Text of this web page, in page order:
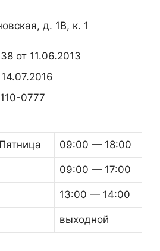
д. 1В, к. 1
от 11.06.2013
0777
09:00 — 18:00
09:00 — 17:00
13:00 — 14:00
выходной